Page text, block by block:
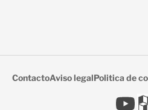
ContactoAviso legalPolitica de